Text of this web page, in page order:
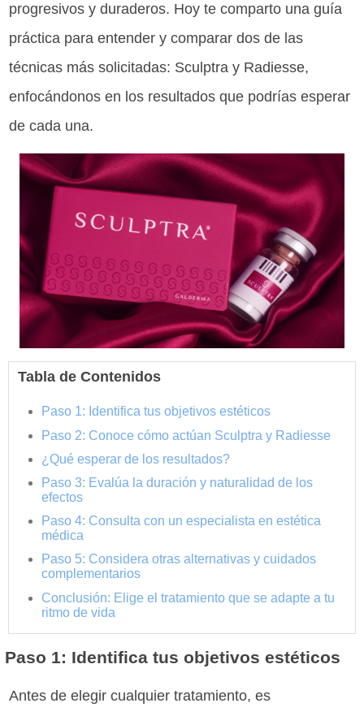
progresivos y duraderos. Hoy te comparto una guía
práctica para entender y comparar dos de las
técnicas más solicitadas: Sculptra y Radiesse,
enfocándonos en los resultados que podrías esperar
de cada una.
Tabla de Contenidos
Paso 1: Identifica tus objetivos estéticos
Paso 2: Conoce cómo actúan Sculptra y Radiesse
¿Qué esperar de los resultados?
Paso 3: Evalúa la duración y naturalidad de los
efectos
Paso 4: Consulta con un especialista en estética
médica
Paso 5: Considera otras alternativas y cuidados
complementarios
Conclusión: Elige el tratamiento que se adapte a tu
ritmo de vida
Paso 1: Identifica tus objetivos estéticos
Antes de elegir cualquier tratamiento, es